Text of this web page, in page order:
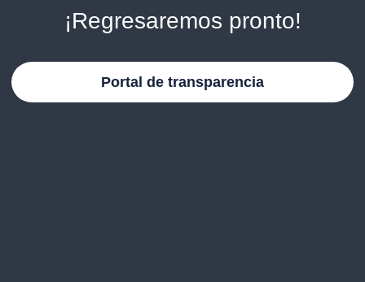
¡Regresaremos pronto!
Portal de transparencia